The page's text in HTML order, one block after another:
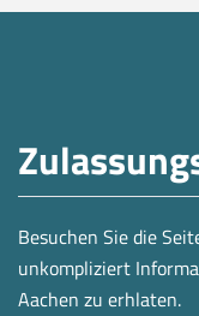
Besuchen Sie die
unkompliziert
Aachen zu erhlaten.